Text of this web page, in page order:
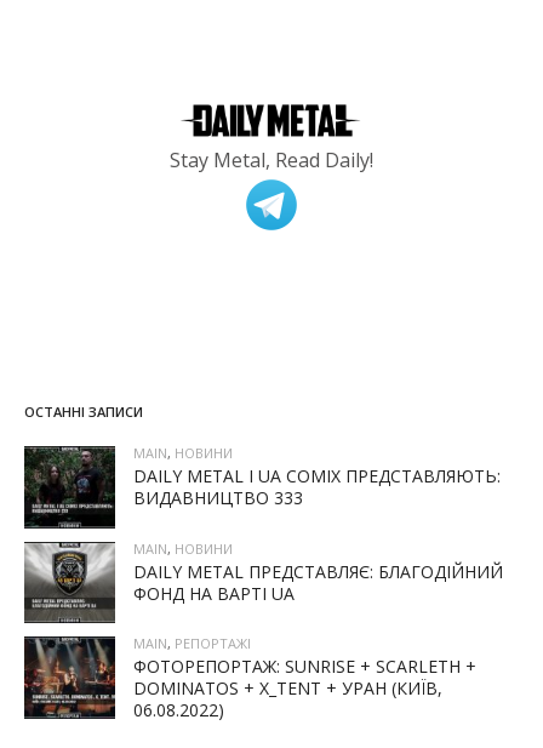
Stay Metal, Read Daily!
ОСТАННІ ЗАПИСИ
MAIN, НОВИНИ
DAILY METAL І UA COMIX ПРЕДСТАВЛЯЮТЬ:
ВИДАВНИЦТВО 333
MAIN, НОВИНИ
DAILY METAL ПРЕДСТАВЛЯЄ: БЛАГОДІЙНИЙ
ФОНД НА ВАРТІ UA
MAIN, РЕПОРТАЖІ
ФОТОРЕПОРТАЖ: SUNRISE + SCARLETH +
DOMINATOS + X_TENT + УРАН (КИЇВ,
06.08.2022)